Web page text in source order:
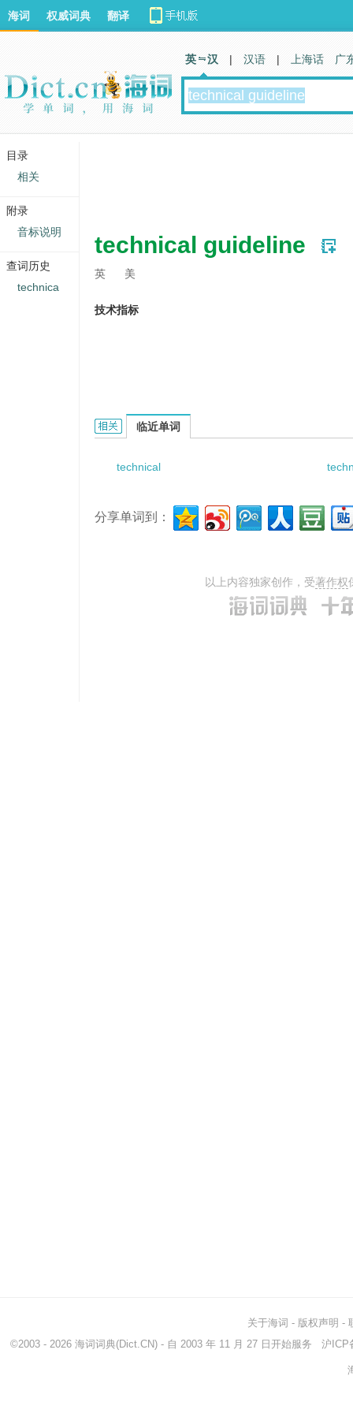
technical guideline
英 美
技术指标
technical guideline的相关资料：
临近单词
technical
分享单词到：
以上内容独家创作，受著作权
海词 权威词典 翻译
英 汉 | 汉语 | 上海话 广
关于海词 - 版权声明 -
©2003 - 2026 海词词典(Dict.CN) - 自 2003 年 11 月 27 日开始服务 沪ICP
目录
相关
附录
音标说明
查词历史
technica